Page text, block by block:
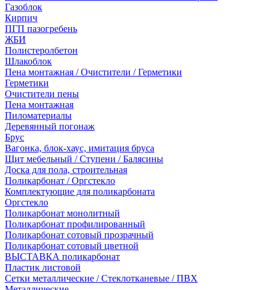
Газоблок
Кирпич
ПГП пазогребень
ЖБИ
Полистеролбетон
Шлакоблок
Пена монтажная / Очистители / Герметики
Герметики
Очистители пены
Пена монтажная
Пиломатериалы
Деревянный погонаж
Брус
Вагонка, блок-хаус, имитация бруса
Щит мебельный / Ступени / Балясины
Доска для пола, строительная
Поликарбонат / Оргстекло
Комплектующие для поликарбоната
Оргстекло
Поликарбонат монолитный
Поликарбонат профилированный
Поликарбонат сотовый прозрачный
Поликарбонат сотовый цветной
ВЫСТАВКА поликарбонат
Пластик листовой
Сетки металлические / Стеклотканевые / ПВХ